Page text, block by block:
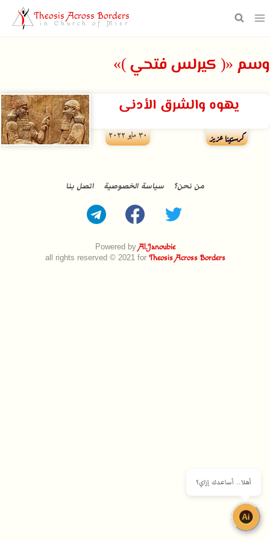
Theosis Across Borders
in Church of Misr
وسم «( كيرلس فتحي )»
يهوه والشرق الأدنى
كرستينا عزيز ۳۰ مايو ۲۰۲۲
Powered byAl.Janoubie
all rights reserved © 2021 for Theosis Across Borders
من نحن؟ سياسة الخصوصية اتصل بنا
أهلا.. أساعدك إزاي؟